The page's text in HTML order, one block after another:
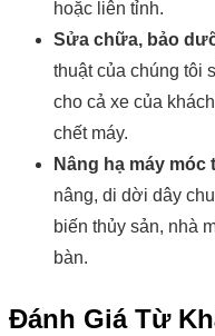
hoặc liên tỉnh.
Sửa chữa, bảo
thuật của chúng tôi
cho cả xe của
chết máy.
Nâng hạ máy
nâng, di dời dây
biến thủy sản, nhà
bàn.
Đánh Giá Từ